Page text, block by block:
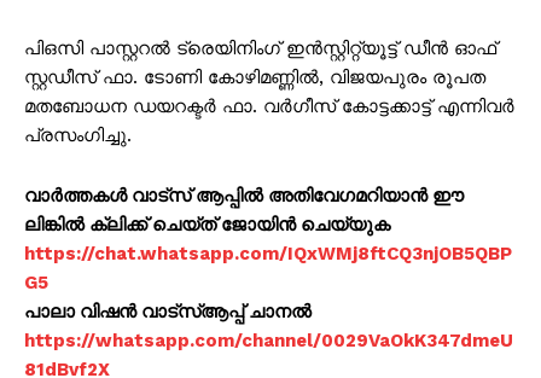
പിഒസി പാസ്റ്ററൽ ട്രെയിനിംഗ് ഇൻസ്റ്റിറ്റ്യൂട്ട് ഡീൻ ഓഫ്
സ്റ്റഡീസ് ഫാ. ടോണി കോഴിമണ്ണിൽ, വിജയപുരം രൂപത
മതബോധന ഡയറക്ടർ ഫാ. വർഗീസ് കോട്ടക്കാട്ട് എന്നിവർ
പ്രസംഗിച്ചു.
വാർത്തകൾ വാട്സ് ആപ്പിൽ അതിവേഗമറിയാൻ ഈ
ലിങ്കിൽ ക്ലിക്ക് ചെയ്ത് ജോയിൻ ചെയ്യുക
https://chat.whatsapp.com/IQxWMj8ftCQ3njOB5QBP
G5
പാലാ വിഷൻ വാട്സ്ആപ്പ് ചാനൽ
https://whatsapp.com/channel/0029VaOkK347dmeU
81dBvf2X